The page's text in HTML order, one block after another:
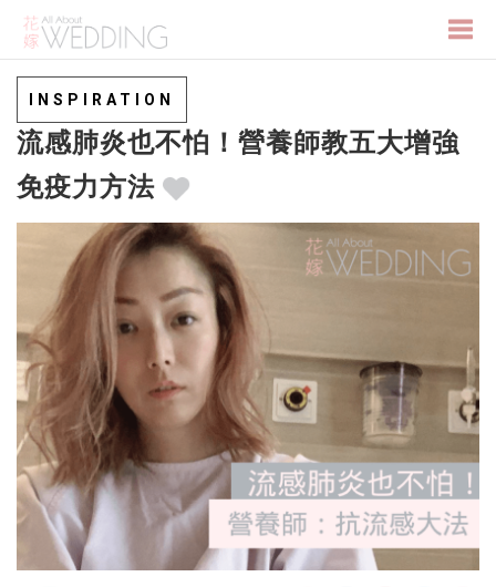
INSPIRATION
流感肺炎也不怕！營養師教五大增強
免疫力方法